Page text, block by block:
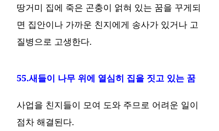
땅거미 집에 죽은 곤충이 얽혀 있는 꿈을 꾸게되
면 집안이나 가까운 친지에게 송사가 있거나 고
질병으로 고생한다.
55.새들이 나무 위에 열심히 집을 짓고 있는 꿈
사업을 친지들이 모여 도와 주므로 어려운 일이
점차 해결된다.